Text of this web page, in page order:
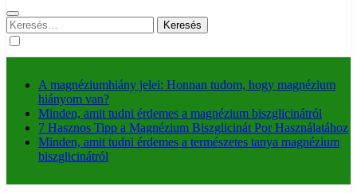
Keresés:
A magnéziumhiány jelei: Honnan tudom, hogy magnézium
hiányom van?
Minden, amit tudni érdemes a magnézium biszglicinátról
7 Hasznos Tipp a Magnézium Biszglicinát Por Használatához
Minden, amit tudni érdemes a természetes tanya magnézium
biszglicinátról